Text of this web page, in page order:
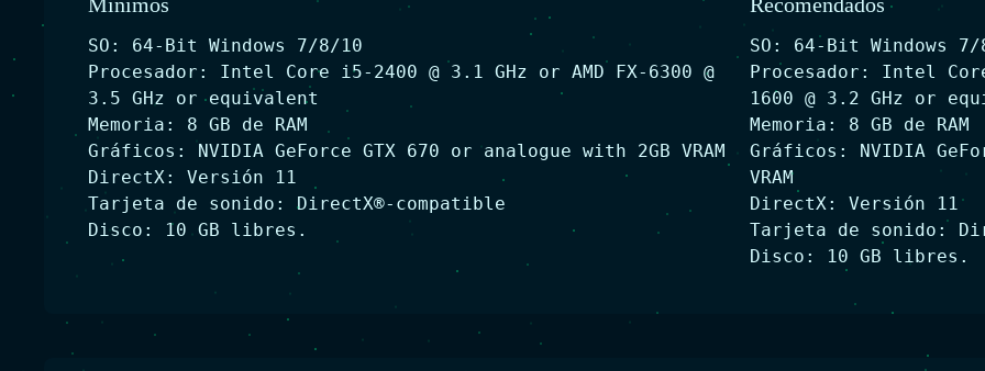
SO: 64-Bit Windows 7/8/10
Procesador: Intel Core i5-2400 @ 3.1 GHz or AMD FX-6300 @
3.5 GHz or equivalent
Memoria: 8 GB de RAM
Gráficos: NVIDIA GeForce GTX 670 or analogue with 2GB VRAM
DirectX: Versión 11
Tarjeta de sonido: DirectX®-compatible
Disco: 10 GB libres.
SO: 64-Bit Windows 7/
Procesador: Intel
1600 @ 3.2 GHz or
Memoria: 8 GB de RAM
Gráficos: NVIDIA
VRAM
DirectX: Versión 11
Tarjeta de sonido:
Disco: 10 GB libres.